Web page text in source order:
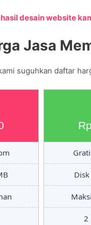
desain website
Jasa
suguhkan daftar
2